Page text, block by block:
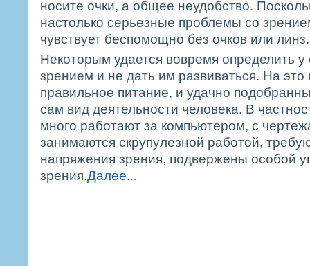
носите очки, а общее неудобство.
настолько серьезные проблемы со
чувствует беспомощно без очков или линз.
Некоторым удается вовремя определить
зрением и не дать им развиваться. На это
правильное питание, и удачно
сам вид деятельности человека. В
много работают за компьютером, с
занимаются скрупулезной работой,
напряжения зрения, подвержены особой
зрения.Далее...